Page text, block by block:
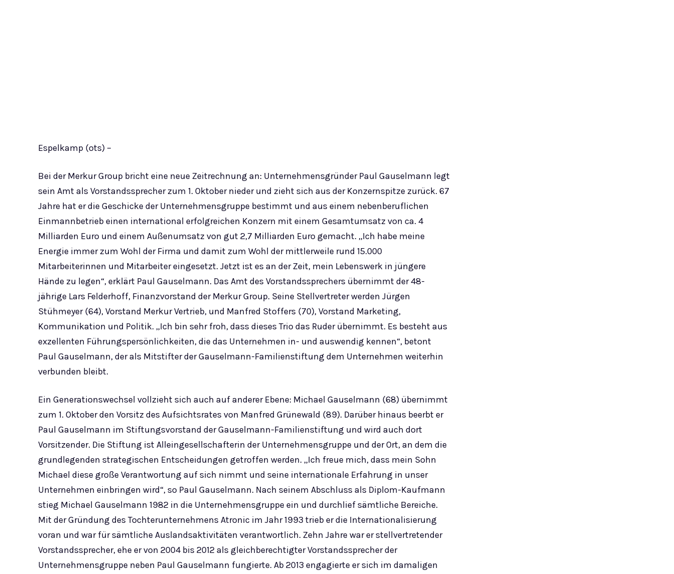
Espelkamp (ots) –
Bei der Merkur Group bricht eine neue Zeitrechnung an: Unternehmensgründer Paul Gauselmann legt
sein Amt als Vorstandssprecher zum 1. Oktober nieder und zieht sich aus der Konzernspitze zurück. 67
Jahre hat er die Geschicke der Unternehmensgruppe bestimmt und aus einem nebenberuflichen
Einmannbetrieb einen international erfolgreichen Konzern mit einem Gesamtumsatz von ca. 4
Milliarden Euro und einem Außenumsatz von gut 2,7 Milliarden Euro gemacht. „Ich habe meine
Energie immer zum Wohl der Firma und damit zum Wohl der mittlerweile rund 15.000
Mitarbeiterinnen und Mitarbeiter eingesetzt. Jetzt ist es an der Zeit, mein Lebenswerk in jüngere
Hände zu legen“, erklärt Paul Gauselmann. Das Amt des Vorstandssprechers übernimmt der 48-
jährige Lars Felderhoff, Finanzvorstand der Merkur Group. Seine Stellvertreter werden Jürgen
Stühmeyer (64), Vorstand Merkur Vertrieb, und Manfred Stoffers (70), Vorstand Marketing,
Kommunikation und Politik. „Ich bin sehr froh, dass dieses Trio das Ruder übernimmt. Es besteht aus
exzellenten Führungspersönlichkeiten, die das Unternehmen in- und auswendig kennen“, betont
Paul Gauselmann, der als Mitstifter der Gauselmann-Familienstiftung dem Unternehmen weiterhin
verbunden bleibt.
Ein Generationswechsel vollzieht sich auch auf anderer Ebene: Michael Gauselmann (68) übernimmt
zum 1. Oktober den Vorsitz des Aufsichtsrates von Manfred Grünewald (89). Darüber hinaus beerbt er
Paul Gauselmann im Stiftungsvorstand der Gauselmann-Familienstiftung und wird auch dort
Vorsitzender. Die Stiftung ist Alleingesellschafterin der Unternehmensgruppe und der Ort, an dem die
grundlegenden strategischen Entscheidungen getroffen werden. „Ich freue mich, dass mein Sohn
Michael diese große Verantwortung auf sich nimmt und seine internationale Erfahrung in unser
Unternehmen einbringen wird“, so Paul Gauselmann. Nach seinem Abschluss als Diplom-Kaufmann
stieg Michael Gauselmann 1982 in die Unternehmensgruppe ein und durchlief sämtliche Bereiche.
Mit der Gründung des Tochterunternehmens Atronic im Jahr 1993 trieb er die Internationalisierung
voran und war für sämtliche Auslandsaktivitäten verantwortlich. Zehn Jahre war er stellvertretender
Vorstandssprecher, ehe er von 2004 bis 2012 als gleichberechtigter Vorstandssprecher der
Unternehmensgruppe neben Paul Gauselmann fungierte. Ab 2013 engagierte er sich im damaligen